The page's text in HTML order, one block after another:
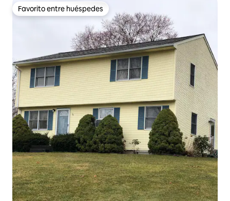
Favorito entre huéspedes
Favorito entre huéspedes